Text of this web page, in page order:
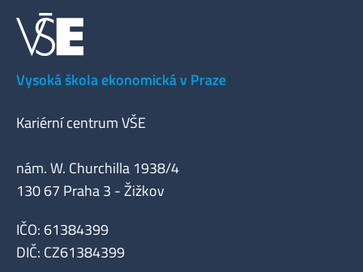
Vysoká škola ekonomická v Praze
Kariérní centrum VŠE
nám. W. Churchilla 1938/4
130 67 Praha 3 - Žižkov
IČO: 61384399
DIČ: CZ61384399